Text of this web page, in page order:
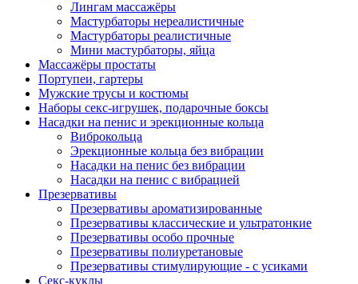
Лингам массажёры
Мастурбаторы нереалистичные
Мастурбаторы реалистичные
Мини мастурбаторы, яйца
Массажёры простаты
Портупеи, гартеры
Мужские трусы и костюмы
Наборы секс-игрушек, подарочные боксы
Насадки на пенис и эрекционные кольца
Виброкольца
Эрекционные кольца без вибрации
Насадки на пенис без вибрации
Насадки на пенис с вибрацией
Презервативы
Презервативы ароматизированные
Презервативы классические и ультратонкие
Презервативы особо прочные
Презервативы полиуретановые
Презервативы стимулирующие - с усиками
Секс-куклы